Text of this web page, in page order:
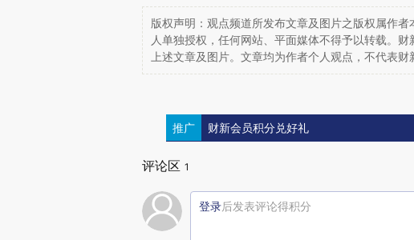
版权声明：观点频道所发布文章及图片之版权属作
人单独授权，任何网站、平面媒体不得予以转载。
上述文章及图片。文章均为作者个人观点，不代表财
推广 财新会员积分兑好礼
评论区 1
登录后发表评论得积分